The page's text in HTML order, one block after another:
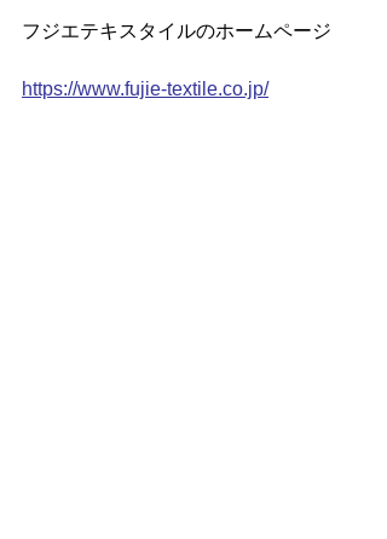
フジエテキスタイルのホームページ
https://www.fujie-textile.co.jp/